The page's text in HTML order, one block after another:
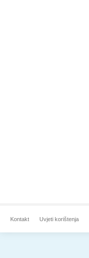
Kontakt Uvjeti korištenja